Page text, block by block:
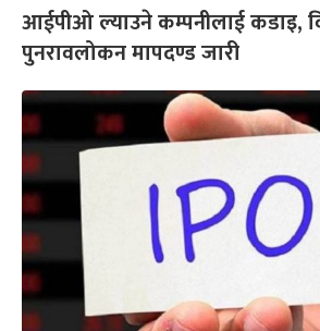
आईपीओ ल्याउने कम्पनीलाई कडाइ,
पुनरावलोकन मापदण्ड जारी